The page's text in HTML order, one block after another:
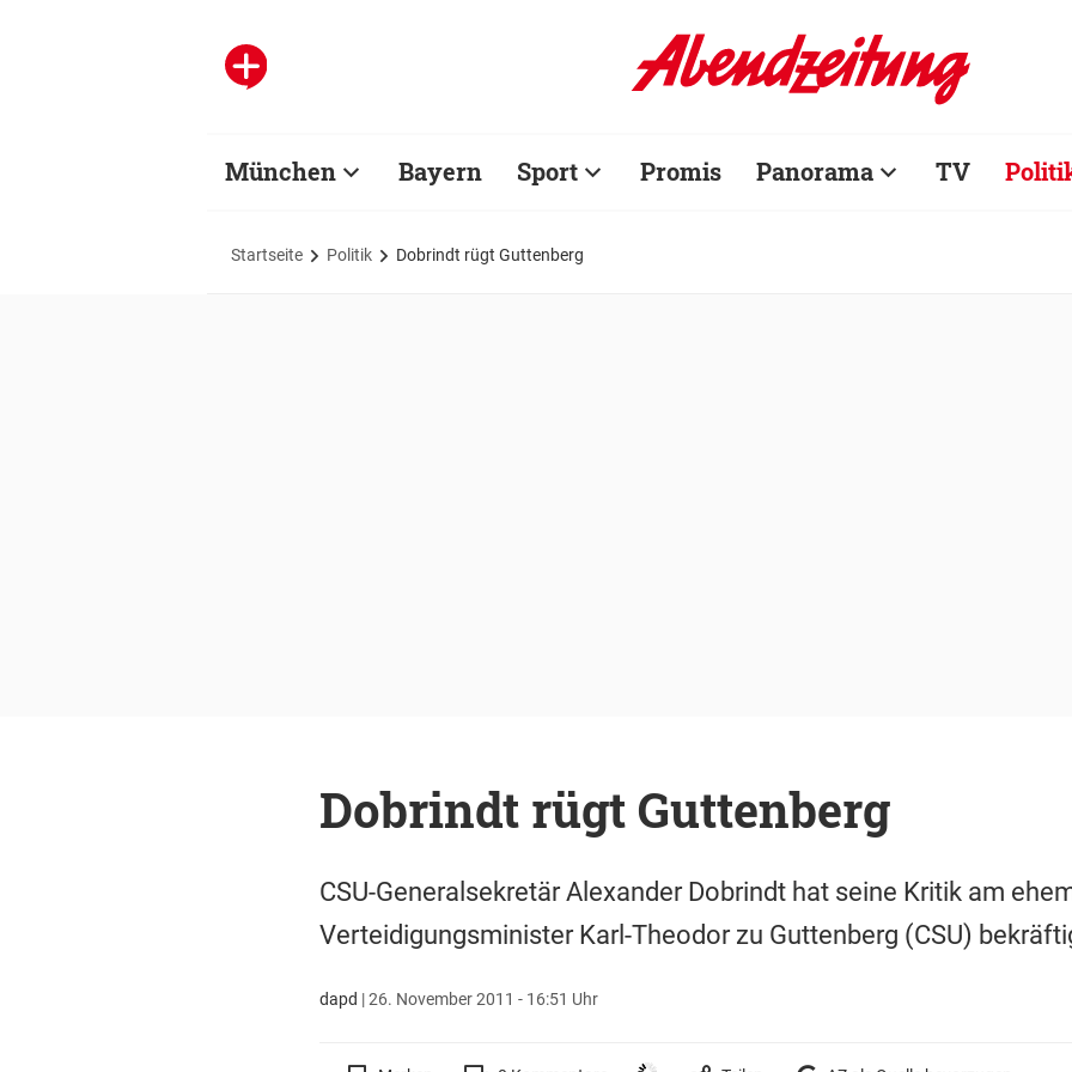
München Bayern Sport Promis Panorama TV
Startseite Politik Dobrindt rügt Guttenberg
Dobrindt rügt Guttenberg
CSU-Generalsekretär Alexander Dobrindt hat seine Kritik am
Verteidigungsminister Karl-Theodor zu Guttenberg (CSU)
dapd |26. November 2011 - 16:51 Uhr